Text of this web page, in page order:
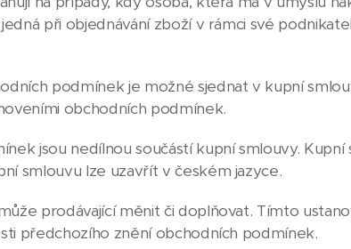
při objednávání zboží v rámci své
podmínek je možné sjednat v kupní
obchodních podmínek.
jsou nedílnou součástí kupní smlouvy.
smlouvu lze uzavřít v českém jazyce.
prodávající měnit či doplňovat. Tímto
předchozího znění obchodních podmínek.